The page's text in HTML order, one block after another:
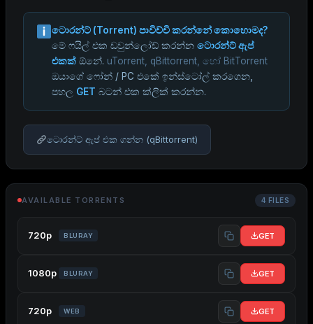
ටොරන්ට් (Torrent) පාවිච්චි කරන්නේ කොහොමද?
මේ ෆයිල් එක ඩවුන්ලෝඩ් කරන්නටොරන්ට් ඇප්
එකක් ඕනේ. uTorrent, qBittorrent, හෝ BitTorrent
ඔයාගේ ෆෝන් / PC එකේ ඉන්ස්ටෝල් කරගෙන,
පහල GET බටන් එක ක්ලික් කරන්න.
ටොරන්ට් ඇප් එක ගන්න (qBittorrent)
AVAILABLE TORRENTS 4 FILES
720p BLURAY GET
1080p BLURAY GET
720p WEB GET